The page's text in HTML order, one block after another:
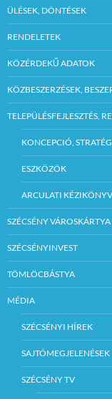
ÜLÉSEK, DÖNTÉSEK
RENDELETEK
KÖZÉRDEKŰ ADATOK
KÖZBESZERZÉSEK,
TELEPÜLÉSFEJLESZTÉS,
KONCEPCIÓ,
ESZKÖZÖK
ARCULATI KÉZIKÖNYV
SZÉCSÉNY VÁROSKÁRTYA
SZÉCSÉNYINVEST
TÖMLÖCBÁSTYA
MÉDIA
SZÉCSÉNYI HÍREK
SAJTÓMEGJELENÉSEK
SZÉCSÉNY TV